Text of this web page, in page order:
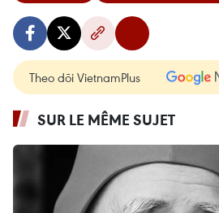
Theo dõi VietnamPlus
SUR LE MÊME SUJET